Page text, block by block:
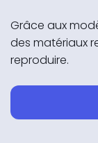
Grâce aux
des matériaux
reproduire.